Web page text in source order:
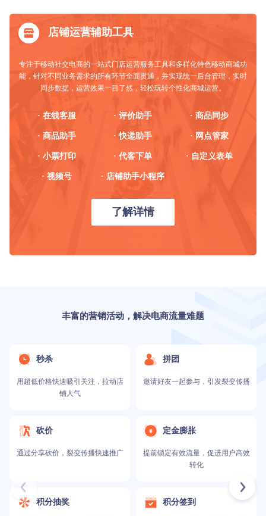
店铺运营辅助工具
专注于移动社交电商的一站式门店运营服务工具和多样化特色移动商城功
能，针对不同业务需求的所有环节全面贯通，并实现统一后台管理，实时
同步数据，运营效果一目了然，轻松玩转个性化商城运营。
· 在线客服 · 评价助手 · 商品同步
· 商品助手 · 快递助手 · 网点管家
· 小票打印 · 代客下单 · 自定义表单
· 视频号 · 店铺助手小程序
了解详情
丰富的营销活动，解决电商流量难题
秒杀
用超低价格快速吸引关注，拉动店
铺人气
拼团
邀请好友一起参与，引发裂变传播
砍价
通过分享砍价，裂变传播快速推广
定金膨胀
提前锁定有效流量，促进用户高效
转化
积分抽奖 积分签到